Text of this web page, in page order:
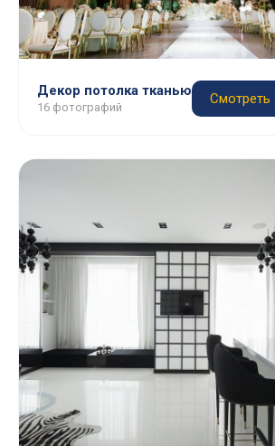
Декор потолка тканью
16 фотографий
Смотреть